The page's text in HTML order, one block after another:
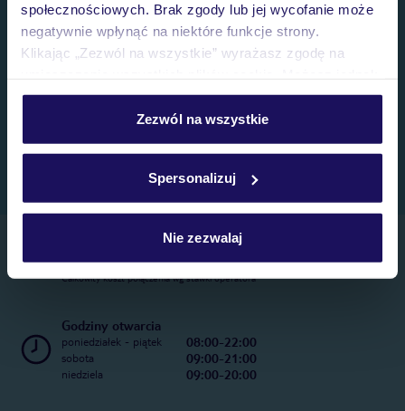
społecznościowych. Brak zgody lub jej wycofanie może
negatywnie wpłynąć na niektóre funkcje strony.
Klikając „Zezwól na wszystkie” wyrażasz zgodę na
personalizować swój wybór wchodząc w zakładkę
Szczegółowe informacje o plikach cookie znajdziesz
Zezwól na wszystkie
Spersonalizuj
Nie zezwalaj
Telefoniczne Centrum Rezerwacji
22 270 31 20
Całkowity koszt połączenia wg stawki operatora
Godziny otwarcia
poniedziałek - piątek 08:00-22:00
sobota 09:00-21:00
niedziela 09:00-20:00